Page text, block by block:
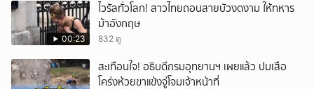
00:23
ไวรัลทั่วโลก! สาวไทยถอนสายบัวงดงาม ให้ทหาร
ม้าอังกฤษ
832 ดู
สะเทือนใจ! อธิบดีกรมอุทยานฯ เผยแล้ว ปมเสือ
โคร่งห้วยขาแข้งจู่โจมเจ้าหน้าที่